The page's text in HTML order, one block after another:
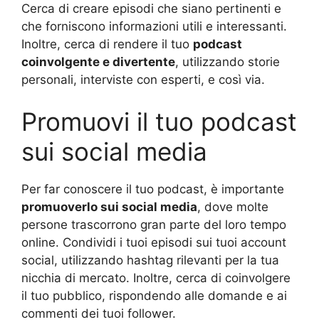
Cerca di creare episodi che siano pertinenti e
che forniscono informazioni utili e interessanti.
Inoltre, cerca di rendere il tuo podcast
coinvolgente e divertente, utilizzando storie
personali, interviste con esperti, e così via.
Promuovi il tuo podcast
sui social media
Per far conoscere il tuo podcast, è importante
promuoverlo sui social media, dove molte
persone trascorrono gran parte del loro tempo
online. Condividi i tuoi episodi sui tuoi account
social, utilizzando hashtag rilevanti per la tua
nicchia di mercato. Inoltre, cerca di coinvolgere
il tuo pubblico, rispondendo alle domande e ai
commenti dei tuoi follower.